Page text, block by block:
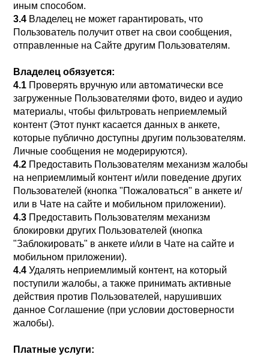
иным способом.
3.4 Владелец не может гарантировать, что
Пользователь получит ответ на свои сообщения,
отправленные на Сайте другим Пользователям.
Владелец обязуется:
4.1 Проверять вручную или автоматически все
загруженные Пользователями фото, видео и аудио
материалы, чтобы фильтровать неприемлемый
контент (Этот пункт касается данных в анкете,
которые публично доступны другим пользователям.
Личные сообщения не модерируются).
4.2 Предоставить Пользователям механизм жалобы
на неприемлимый контент и/или поведение других
Пользователей (кнопка "Пожаловаться" в анкете и/
или в Чате на сайте и мобильном приложении).
4.3 Предоставить Пользователям механизм
блокировки других Пользователей (кнопка
"Заблокировать" в анкете и/или в Чате на сайте и
мобильном приложении).
4.4 Удалять неприемлимый контент, на который
поступили жалобы, а также принимать активные
действия против Пользователей, нарушивших
данное Соглашение (при условии достоверности
жалобы).
Платные услуги: